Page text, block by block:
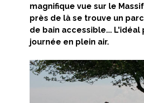
magnifique vue sur le
près de là se trouve un
de bain accessible... L'idéal
journée en plein air.